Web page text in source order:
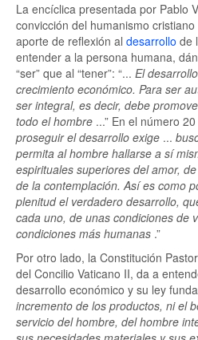
La encíclica presentada por Pablo
convicción del humanismo
aporte de reflexión al desarrollo de
entender a la persona humana,
“ser” que al “tener”: “... El
crecimiento económico. Para ser
ser integral, es decir, debe
todo el hombre ...” En el número
proseguir el desarrollo exige ...
permita al hombre hallarse a sí
espirituales superiores del amor,
de la contemplación. Así es como
plenitud el verdadero desarrollo,
cada uno, de unas condiciones de
condiciones más humanas .”
Por otro lado, la Constitución
del Concilio Vaticano II, da a
desarrollo económico y su ley
incremento de los productos, ni el
servicio del hombre, del hombre